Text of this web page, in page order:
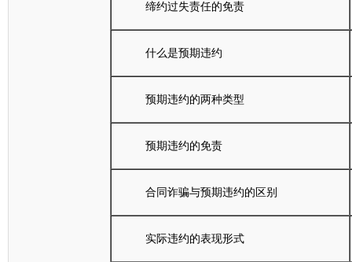
缔约过失责任的免责
什么是预期违约
预期违约的两种类型
预期违约的免责
合同诈骗与预期违约的区别
实际违约的表现形式